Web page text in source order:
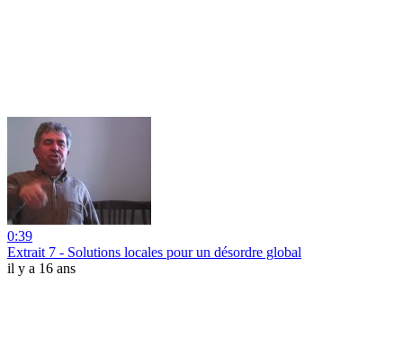
0:39
Extrait 7 - Solutions locales pour un désordre global
il y a 16 ans